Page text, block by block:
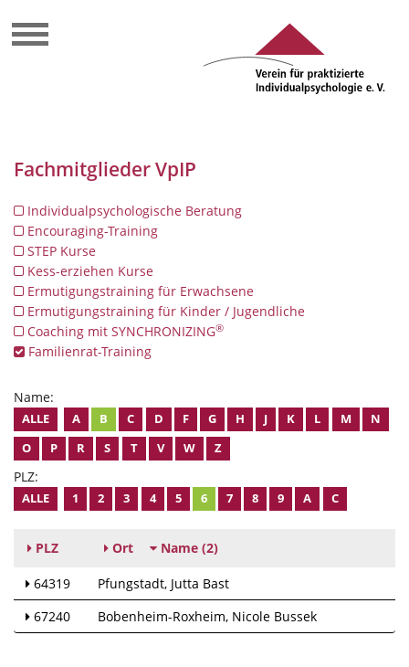
Fachmitglieder VpIP
Individualpsychologische Beratung
Encouraging-Training
STEP Kurse
Kess-erziehen Kurse
Ermutigungstraining für Erwachsene
Ermutigungstraining für Kinder / Jugendliche
Coaching mit SYNCHRONIZING®
Familienrat-Training
Name:
ALLE A B C D F G H J K L M
N
O
P R S T V W Z
PLZ:
ALLE 1 2 3 4 5 6 7 8 9 A C
PLZ Ort Name (2)
64319 Pfungstadt Jutta Bast
67240
Bobenheim-Roxheim Nicole Bussek